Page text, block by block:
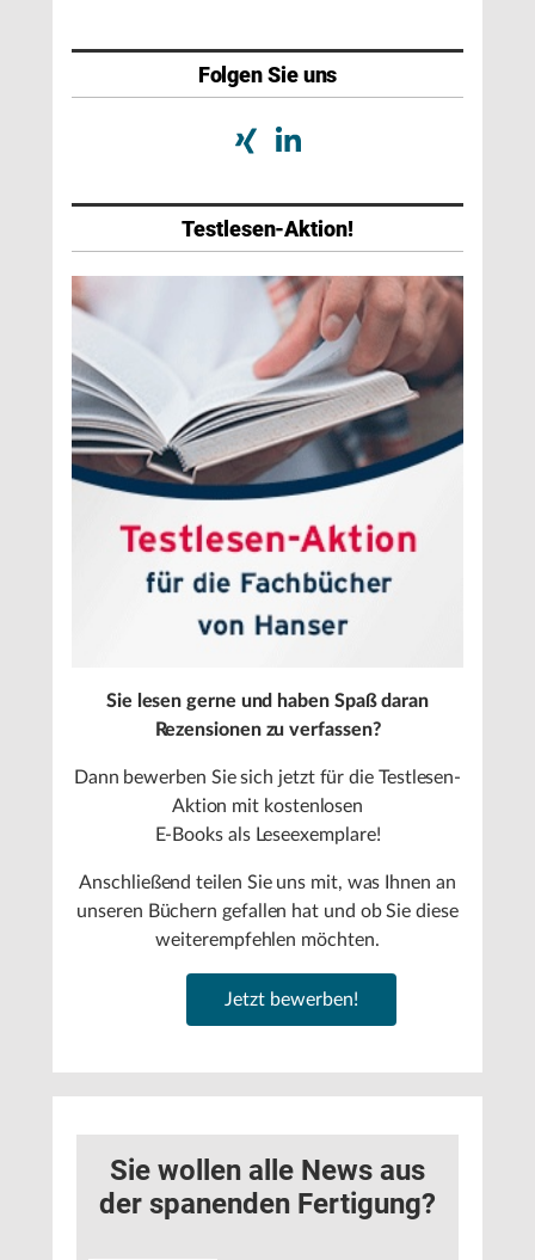
Folgen Sie uns
Testlesen-Aktion!
Sie lesen gerne und haben Spaß daran
Rezensionen zu verfassen?
Dann bewerben Sie sich jetzt für die Testlesen-
Aktion mit kostenlosen
E-Books als Leseexemplare!
Anschließend teilen Sie uns mit, was Ihnen an
unseren Büchern gefallen hat und ob Sie diese
weiterempfehlen möchten.
Jetzt bewerben!
Sie wollen alle News aus
der spanenden Fertigung?